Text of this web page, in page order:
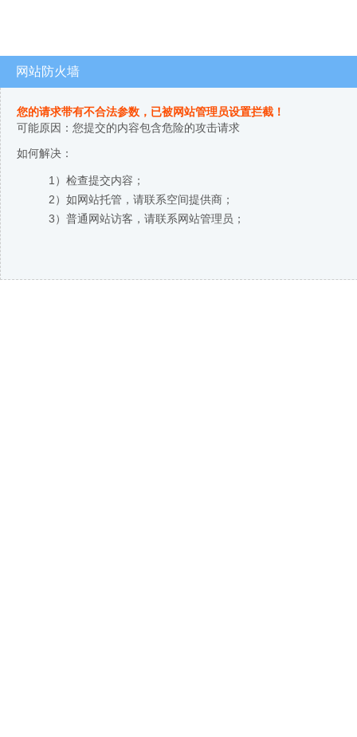
网站防火墙
您的请求带有不合法参数，已被网站管理员设置拦截！
可能原因：您提交的内容包含危险的攻击请求
如何解决：
1）检查提交内容；
2）如网站托管，请联系空间提供商；
3）普通网站访客，请联系网站管理员；